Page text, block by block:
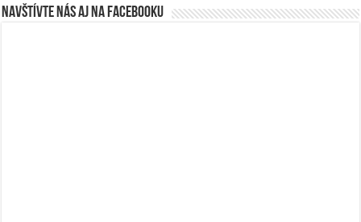
Navštívte nás aj na Facebooku